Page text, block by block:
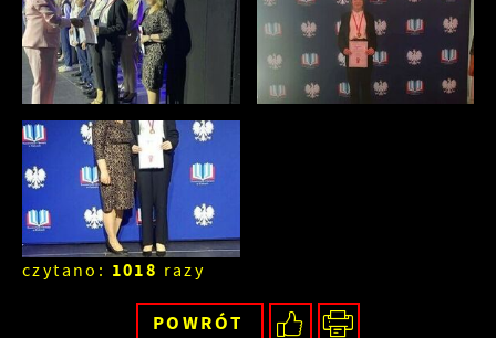
czytano: 1018 razy
POWRÓT